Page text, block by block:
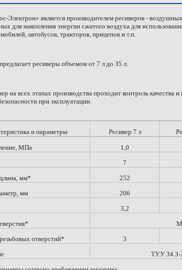
Электрон» является производителем ресиверов -
для накопления энергии сжатого воздуха для
автобусов, тракторов, прицепов и т.п.
ресиверы объемом от 7 л до 35 л.
на всех этапах производства проходит контроль качества
при эксплуатации.
и параметры Ресивер 7 л
МПа 1,0
7
мм*
252
мм
206
3,2
отверстий*
3
ТУ.У 34.3-